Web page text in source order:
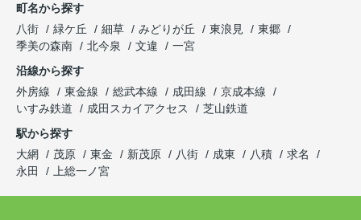
町名から探す
八街
緑ケ丘 細草 みどりが丘 東浪見
東郷
季美の森南
北今泉 文違
一宮
沿線から探す
外房線
東金線 総武本線 成田線
京成本線
いすみ鉄道
成田スカイアクセス
芝山鉄道
駅から探す
大網
茂原 東金 新茂原 八街 成東 八積
求名
永田
上総一ノ宮